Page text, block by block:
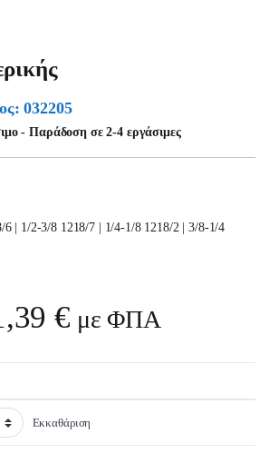
032205
- Παράδοση σε 2-4 εργάσιμες
6 | 1/2-3/8 1218/7 | 1/4-1/8 1218/2 | 3/8-1/4
€ Price range:
με ΦΠΑ
Εκκαθάριση